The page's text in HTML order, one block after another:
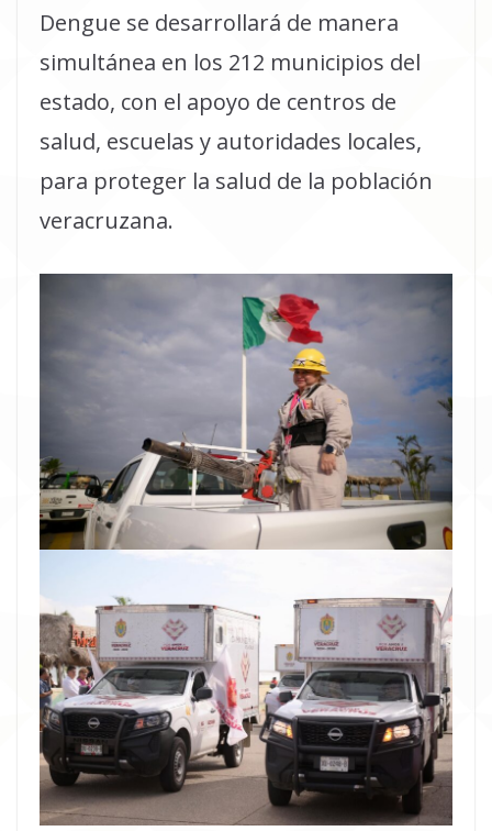
Dengue se desarrollará de manera
simultánea en los 212 municipios del
estado, con el apoyo de centros de
salud, escuelas y autoridades locales,
para proteger la salud de la población
veracruzana.